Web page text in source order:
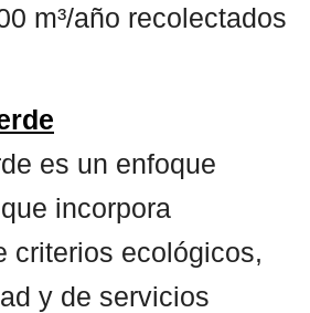
m³/año recolectados
es un enfoque
incorpora
criterios ecológicos,
y de servicios